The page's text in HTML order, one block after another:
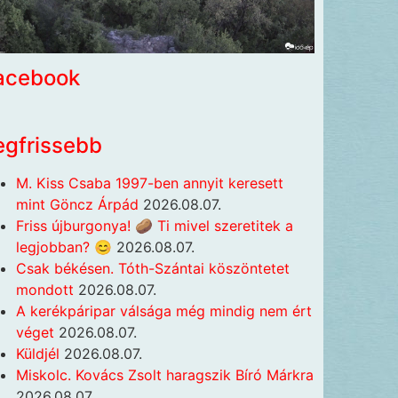
M. Kiss Csaba 1997-ben annyit keresett
mint Göncz Árpád 2026.08.07.
Friss újburgonya! 🥔 Ti mivel szeretitek a
legjobban? 😊 2026.08.07.
Csak békésen. Tóth-Szántai köszöntetet
mondott 2026.08.07.
A kerékpáripar válsága még mindig nem ért
véget 2026.08.07.
Küldjél 2026.08.07.
Miskolc. Kovács Zsolt haragszik Bíró Márkra